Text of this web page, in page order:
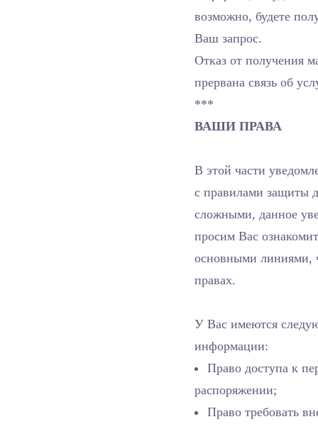
возможно, будете
Ваш запрос.
Отказ от получения
прервана связь об
***
ВАШИ ПРАВА
В этой части
с правилами защиты
сложными, данное
просим Вас
основными линиями,
правах.
У Вас имеются
информации:
Право доступа к
распоряжении;
Право требовать